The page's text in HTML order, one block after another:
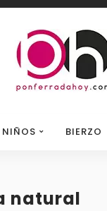
BIERZO
natural